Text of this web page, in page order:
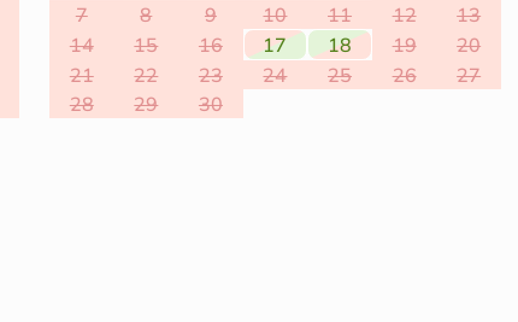
7
8 9 10 11 12
13
14
15 16 17 18 19
20
21
22 23 24 25 26
27
28
29 30